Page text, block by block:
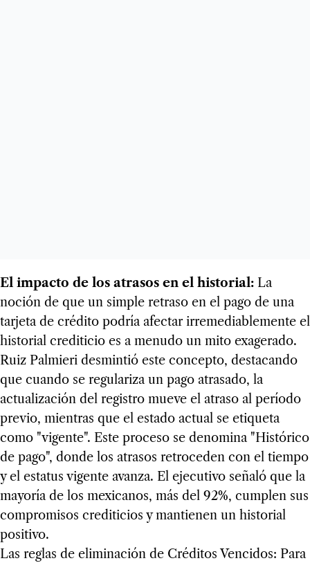
El impacto de los atrasos en el historial: La
noción de que un simple retraso en el pago de una
tarjeta de crédito podría afectar irremediablemente el
historial crediticio es a menudo un mito exagerado.
Ruiz Palmieri desmintió este concepto, destacando
que cuando se regulariza un pago atrasado, la
actualización del registro mueve el atraso al período
previo, mientras que el estado actual se etiqueta
como "vigente". Este proceso se denomina "Histórico
de pago", donde los atrasos retroceden con el tiempo
y el estatus vigente avanza. El ejecutivo señaló que la
mayoría de los mexicanos, más del 92%, cumplen sus
compromisos crediticios y mantienen un historial
positivo.
Las reglas de eliminación de Créditos Vencidos: Para